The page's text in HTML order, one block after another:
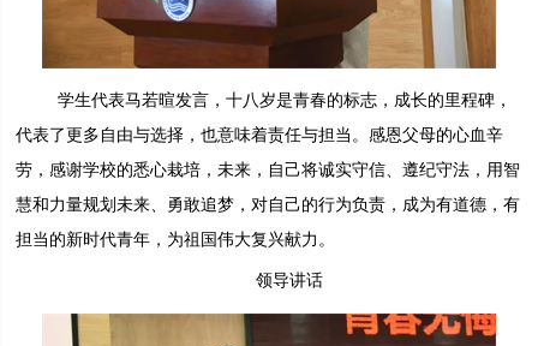
学生代表马若暄发言，十八岁是青春的标志，成长的里程碑，
代表了更多自由与选择，也意味着责任与担当。感恩父母的心血辛
劳，感谢学校的悉心栽培，未来，自己将诚实守信、遵纪守法，用智
慧和力量规划未来、勇敢追梦，对自己的行为负责，成为有道德，有
担当的新时代青年，为祖国伟大复兴献力。
领导讲话